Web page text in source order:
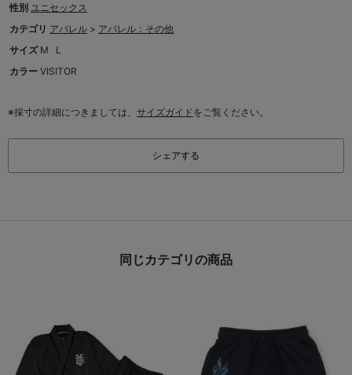
性別 ユニセックス
カテゴリ アパレル > アパレル：その他
サイズ M
L
カラー VISITOR
※採寸の詳細につきましては、 サイズガイドをご覧ください。
シェアする
同じカテゴリの商品